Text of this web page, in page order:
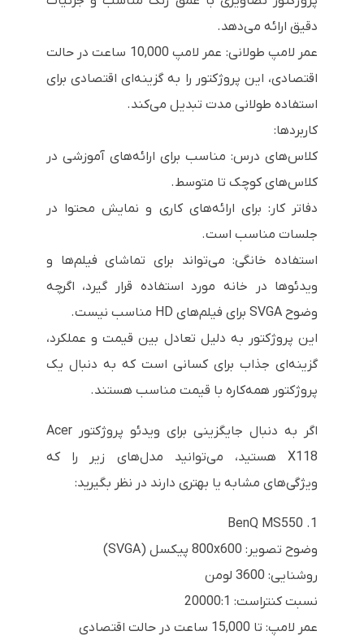
دقیق ارائه می‌دهد.
عمر لامپ طولانی: عمر لامپ 10,000 ساعت در حالت
اقتصادی، این پروژکتور را به گزینه‌ای اقتصادی برای
استفاده طولانی مدت تبدیل می‌کند.
کاربردها:
کلاس‌های درس: مناسب برای ارائه‌های آموزشی در
کلاس‌های کوچک تا متوسط.
دفاتر کار: برای ارائه‌های کاری و نمایش محتوا در
جلسات مناسب است.
استفاده خانگی: می‌تواند برای تماشای فیلم‌ها و
ویدئوها در خانه مورد استفاده قرار گیرد، اگرچه
وضوح SVGA برای فیلم‌های HD مناسب نیست.
این پروژکتور به دلیل تعادل بین قیمت و عملکرد،
گزینه‌ای جذاب برای کسانی است که به دنبال یک
پروژکتور همه‌کاره با قیمت مناسب هستند.
اگر به دنبال جایگزینی برای ویدئو پروژکتور Acer
X118 هستید، می‌توانید مدل‌های زیر را که
ویژگی‌های مشابه یا بهتری دارند در نظر بگیرید:
1. BenQ MS550
وضوح تصویر: 800x600 پیکسل (SVGA)
روشنایی: 3600 لومن
نسبت کنتراست: 20000:1
عمر لامپ: تا 15,000 ساعت در حالت اقتصادی